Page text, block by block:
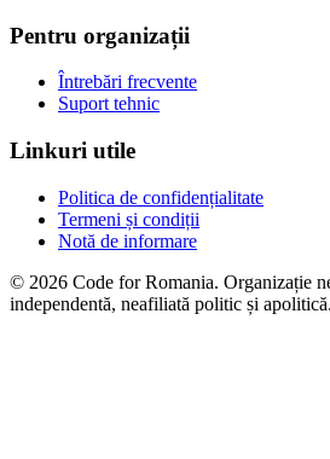
Pentru organizații
Întrebări frecvente
Suport tehnic
Linkuri utile
Politica de confidențialitate
Termeni și condiții
Notă de informare
© 2026 Code for Romania. Organizație
independentă, neafiliată politic și apolitică.